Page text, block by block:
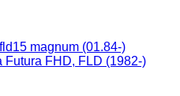
magnum (01.84-)
Futura FHD, FLD (1982-)